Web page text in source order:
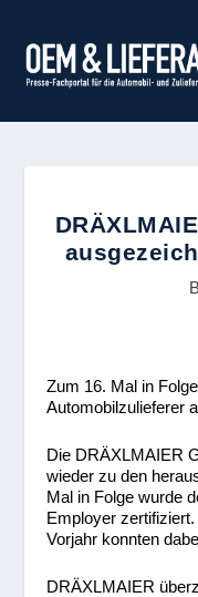
Zum 16. Mal in
Automobilzulieferer
Die DRÄXLMAIER
wieder zu den
Mal in Folge wurde
Employer
Vorjahr konnten
DRÄXLMAIER